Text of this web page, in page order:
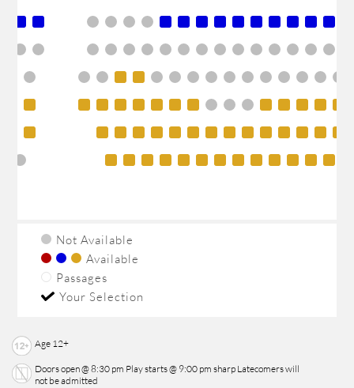
Not Available
Available
Passages
Your Selection
Age 12+
Doors open @ 8:30 pm Play starts @ 9:00 pm sharp Latecomers will
not be admitted